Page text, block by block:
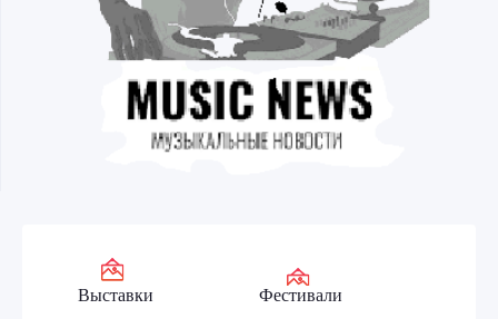
Выставки Фестивали